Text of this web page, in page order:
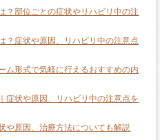
？部位ごとの症状やリハビリ中の注
？症状や原因、リハビリ中の注意点
ム形式で気軽に行えるおすすめの内
症状や原因、リハビリ中の注意点を
や原因、治療方法についても解説